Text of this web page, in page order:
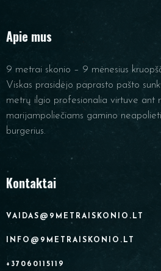
Apie mus
9 metrai skonio – 9 mėnesius
Viskas prasidėjo paprasto pašto
metrų ilgio profesionalia virtuve ant
marijampoliečiams gamino
burgerius.
Kontaktai
VAIDAS@9METRAISKONIO.LT
INFO@9METRAISKONIO.LT
+37060115119